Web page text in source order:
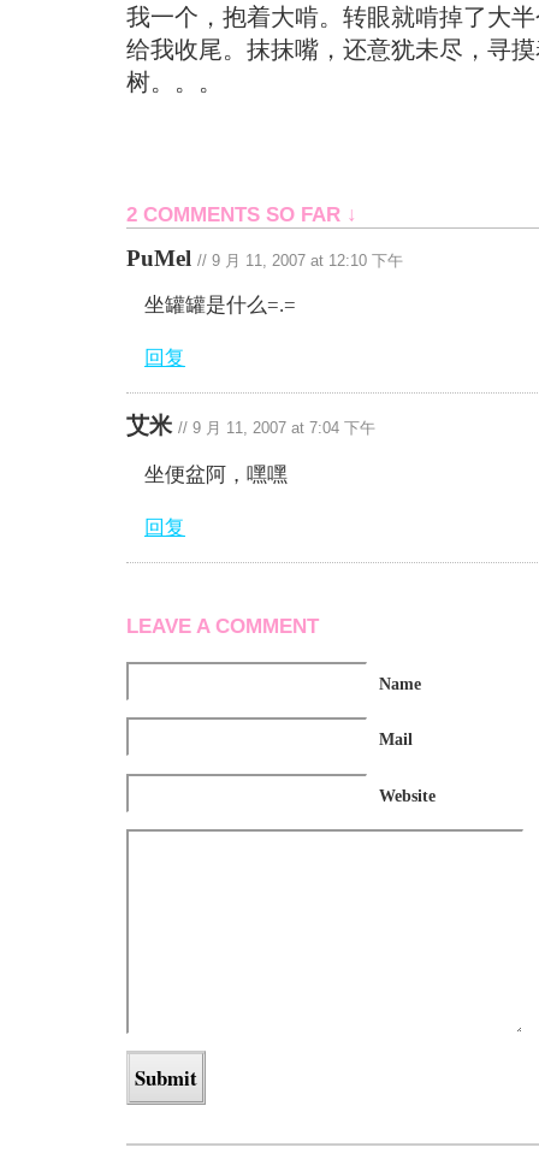
我一个，抱着大啃。转眼就啃掉了大
给我收尾。抹抹嘴，还意犹未尽，寻
树。。。
2 COMMENTS SO FAR ↓
PuMel // 9 月 11, 2007 at 12:10 下午
坐罐罐是什么=.=
回复
艾米 // 9 月 11, 2007 at 7:04 下午
坐便盆阿，嘿嘿
回复
LEAVE A COMMENT
Name
Mail
Website